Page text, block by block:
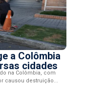
a Colômbia
cidades
na Colômbia, com
causou destruição...